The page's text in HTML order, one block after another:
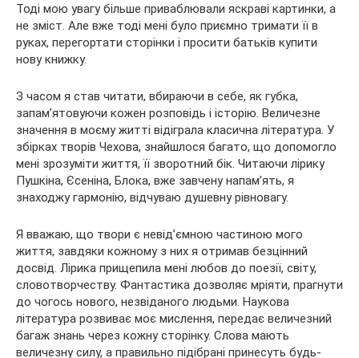
Тоді мою увагу більше приваблювали яскраві картинки, а
не зміст. Але вже тоді мені було приємно тримати її в
руках, перегортати сторінки і просити батьків купити
нову книжку.
З часом я став читати, вбираючи в себе, як губка,
запам’ятовуючи кожен розповідь і історію. Величезне
значення в моєму житті відіграла класична література. У
збірках творів Чехова, знайшлося багато, що допомогло
мені зрозуміти життя, її зворотний бік. Читаючи лірику
Пушкіна, Єсеніна, Блока, вже завчену напам’ять, я
знаходжу гармонію, відчуваю душевну рівновагу.
Я вважаю, що твори є невід’ємною частиною мого
життя, завдяки кожному з них я отримав безцінний
досвід. Лірика прищепила мені любов до поезії, світу,
словотворчеству. Фантастика дозволяє мріяти, прагнути
до чогось нового, незвіданого людьми. Наукова
література розвиває моє мислення, передає величезний
багаж знань через кожну сторінку. Слова мають
величезну силу, а правильно підібрані принесуть будь-